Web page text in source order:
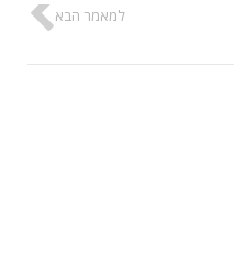
למאמר הבא